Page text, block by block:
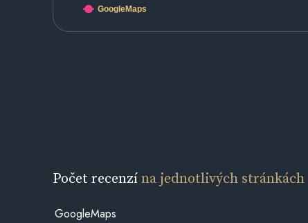
GoogleMaps
Počet recenzína jednotlivých stránkách
GoogleMaps